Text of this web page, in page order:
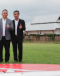
Thailand
4 พร้อมด้วย